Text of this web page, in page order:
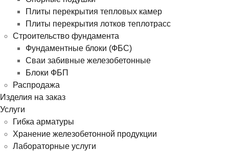
Плиты перекрытия тепловых камер
Плиты перекрытия лотков теплотрасс
Строительство фундамента
Фундаментные блоки (ФБС)
Сваи забивные железобетонные
Блоки ФБП
Распродажа
Изделия на заказ
Услуги
Гибка арматуры
Хранение железобетонной продукции
Лабораторные услуги